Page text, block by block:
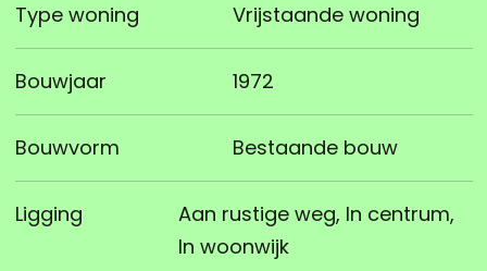
Type woning Vrijstaande woning
Bouwjaar 1972
Bouwvorm Bestaande bouw
Ligging
Aan rustige weg, In centrum,
In woonwijk